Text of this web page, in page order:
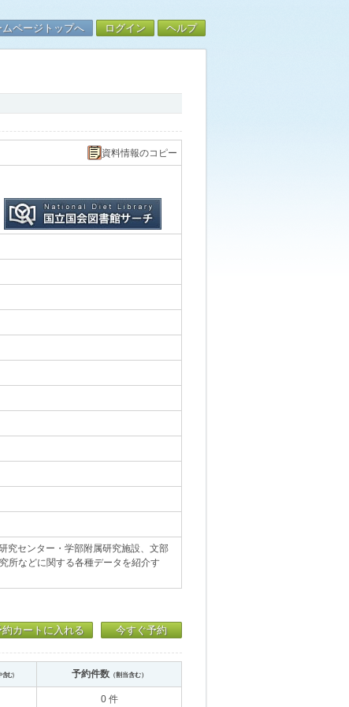
ムページトップへ ログイン ヘルプ
資料情報のコピー
究センター・学部附属研究施設、文部
所などに関する各種データを紹介す
約カートに入れる 今すぐ予約
む） 予約件数（割当含む）
0 件